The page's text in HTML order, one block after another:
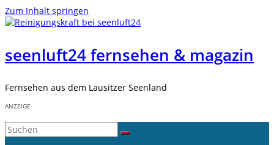
Zum Inhalt springen
seenluft24 fernsehen & magazin
Fernsehen aus dem Lausitzer Seenland
ANZEIGE